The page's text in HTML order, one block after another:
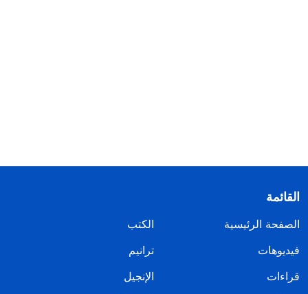
القائمة
الصفحة الرئيسية
الكتب
فيديوهات
ترانيم
قراءات
الإنجيل